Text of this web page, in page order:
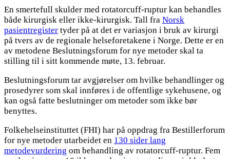
En smertefull skulder med rotatorcuff-ruptur kan behandles
både kirurgisk eller ikke-kirurgisk. Tall fraNorsk
pasientregister tyder på at det er variasjon i bruk av kirurgi
på tvers av de regionale helseforetakene i Norge. Dette er en
av metodene Beslutningsforum for nye metoder skal ta
stilling til i sitt kommende møte, 13. februar.
Beslutningsforum tar avgjørelser om hvilke behandlinger og
prosedyrer som skal innføres i de offentlige sykehusene, og
kan også fatte beslutninger om metoder som ikke bør
benyttes.
Folkehelseinstituttet (FHI) har på oppdrag fra Bestillerforum
for nye metoder utarbeidet en 130 sider lang
metodevurdering om behandling av rotatorcuff-ruptur. Fem